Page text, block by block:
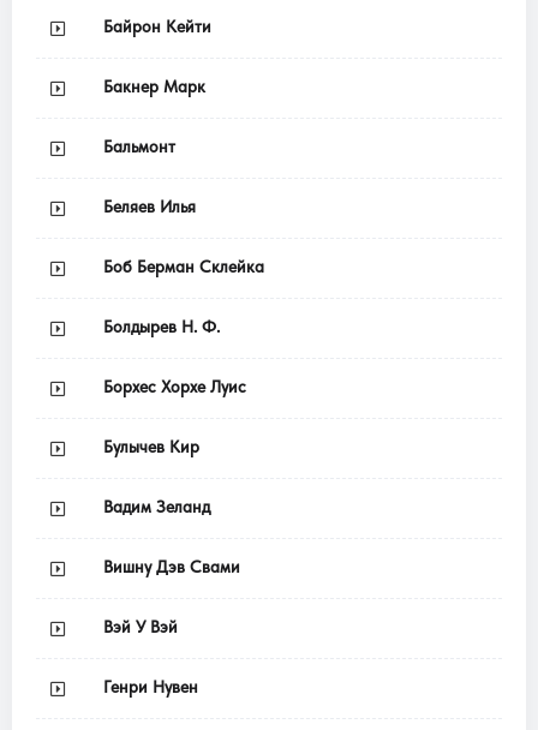
Байрон Кейти
Бакнер Марк
Бальмонт
Беляев Илья
Боб Берман Склейка
Болдырев Н. Ф.
Борхес Хорхе Луис
Булычев Кир
Вадим Зеланд
Вишну Дэв Свами
Вэй У Вэй
Генри Нувен